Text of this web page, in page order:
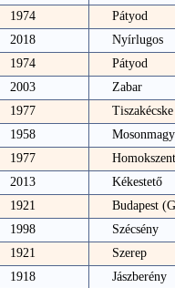
1974 Pátyod
2018 Nyírlugos
1974 Pátyod
2003 Zabar
1977 Tiszakécske
1958
1977
2013 Kékestető
1921 Budapest
1998 Szécsény
1921 Szerep
1918 Jászberény